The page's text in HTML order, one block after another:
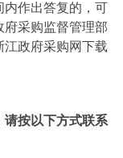
内作出答复的，可
府采购监督管理部
江政府采购网下载
请按以下方式联系